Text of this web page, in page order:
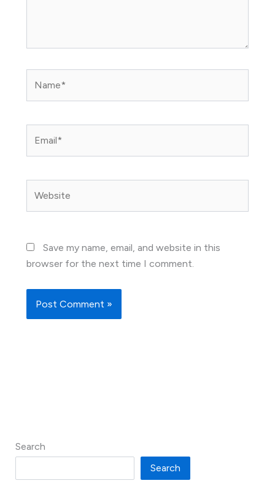
Save my name, email, and website in this
browser for the next time I comment.
Search
Search